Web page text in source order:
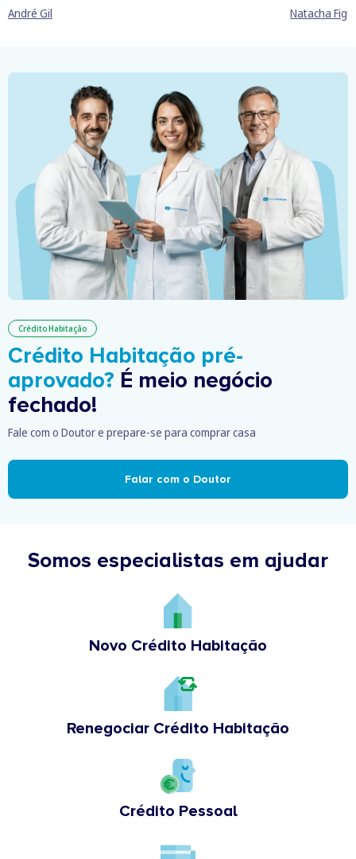
André Gil Natacha
Crédito Habitação
Crédito Habitação pré-
aprovado? É meio negócio
fechado!
Fale com o Doutor e prepare-se para comprar casa
Falar com o Doutor
Somos especialistas em ajudar
Novo Crédito Habitação
Renegociar Crédito Habitação
Crédito Pessoal